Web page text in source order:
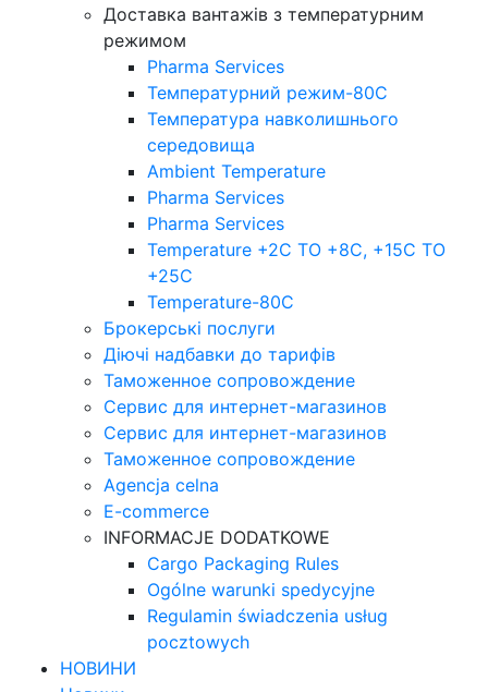
Доставка вантажів з температурним
режимом
Pharma Services
Температурний режим-80С
Температура навколишнього
середовища
Ambient Temperature
Pharma Services
Pharma Services
Temperature +2C TO +8С, +15C TO
+25С
Temperature-80С
Брокерські послуги
Діючі надбавки до тарифів
Таможенное сопровождение
Сервис для интернет-магазинов
Сервис для интернет-магазинов
Таможенное сопровождение
Agencja celna
E-commerce
INFORMACJE DODATKOWE
Cargo Packaging Rules
Ogólne warunki spedycyjne
Regulamin świadczenia usług
pocztowych
НОВИНИ